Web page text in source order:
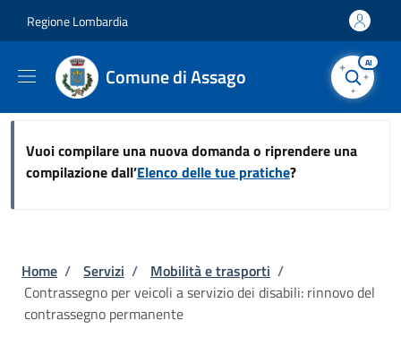
Regione Lombardia
Comune di Assago
AI
Vuoi compilare una nuova domanda o riprendere una
compilazione dall’Elenco delle tue pratiche?
Briciole di pane
Home / Servizi / Mobilità e trasporti /
Contrassegno per veicoli a servizio dei disabili: rinnovo del
contrassegno permanente